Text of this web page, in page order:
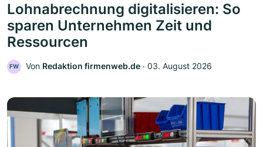
Lohnabrechnung digitalisieren: So
sparen Unternehmen Zeit und
Ressourcen
FW Von Redaktion firmenweb.de ‧ 03. August 2026